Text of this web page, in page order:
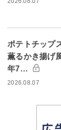
ポテトチップ
薫るかき揚げ
年7…
2026.08.07